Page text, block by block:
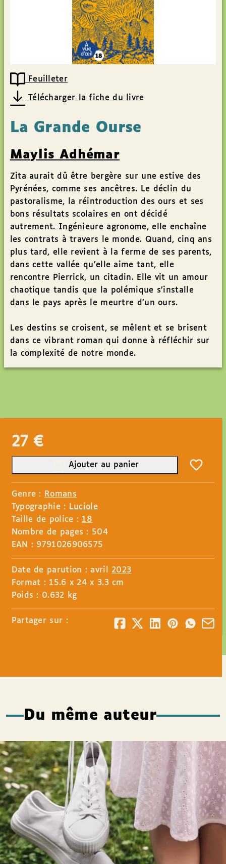
Feuilleter
Télécharger la fiche du livre
La Grande Ourse
Maylis Adhémar
Zita aurait dû être bergère sur une estive des
Pyrénées, comme ses ancêtres. Le déclin du
pastoralisme, la réintroduction des ours et ses
bons résultats scolaires en ont décidé
autrement. Ingénieure agronome, elle enchaîne
les contrats à travers le monde. Quand, cinq ans
plus tard, elle revient à la ferme de ses parents,
dans cette vallée qu’elle aime tant, elle
rencontre Pierrick, un citadin. Elle vit un amour
chaotique tandis que la polémique s’installe
dans le pays après le meurtre d’un ours.
Les destins se croisent, se mêlent et se brisent
dans ce vibrant roman qui donne à réfléchir sur
la complexité de notre monde.
27 €
Ajouter au panier
Genre : Romans
Typographie : Luciole
Taille de police : 18
Nombre de pages : 504
EAN : 9791026906575
Date de parution : avril 2023
Format : 15.6 x 24 x 3.3 cm
Poids : 0.632 kg
Partager sur :
Du même auteur